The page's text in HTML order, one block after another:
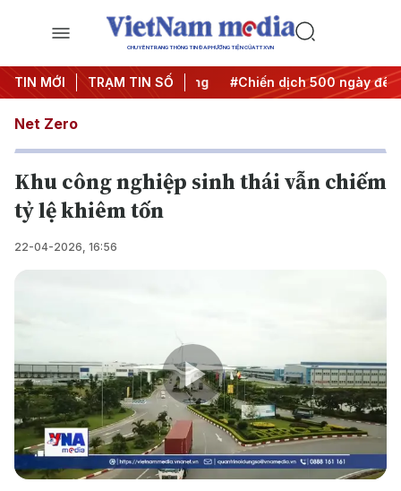
CHUYÊN TRANG THÔNG TIN ĐA PHƯƠNG TIỆN CỦA TTXVN
TIN MỚI TRẠM TIN SỐ
Nghị quyết thành hành động #Chiến dịch 500 ngày đêm
Net Zero
Khu công nghiệp sinh thái vẫn chiếm
tỷ lệ khiêm tốn
22-04-2026, 16:56
Play
Video